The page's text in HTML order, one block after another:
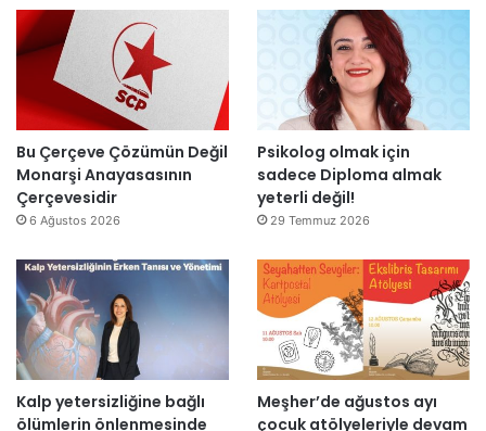
d
i
”
l
l
a
s
o
n
r
a
y
n
i
d
n
a
ç
ı
Bu Çerçeve Çözümün Değil
Monarşi Anayasasının
Çerçevesidir
6 Ağustos 2026
Psikolog olmak için
sadece Diploma almak
yeterli değil!
29 Temmuz 2026
Kalp yetersizliğine bağlı
ölümlerin önlenmesinde
Meşher’de ağustos ayı
çocuk atölyeleriyle devam